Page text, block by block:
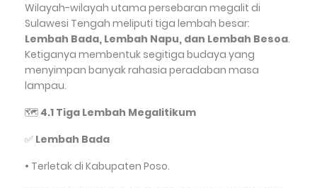
Wilayah-wilayah utama persebaran megalit di
Sulawesi Tengah meliputi tiga lembah besar:
Lembah Bada, Lembah Napu, dan Lembah Besoa.
Ketiganya membentuk segitiga budaya yang
menyimpan banyak rahasia peradaban masa
lampau.
🗺️ 4.1 Tiga Lembah Megalitikum
✅ Lembah Bada
• Terletak di Kabupaten Poso.